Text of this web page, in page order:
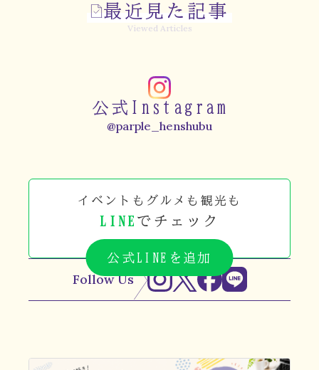
最近見た記事
Viewed Articles
公式Instagram
@parple_henshubu
イベントもグルメも観光も
LINE でチェック
公式LINEを追加
Follow Us